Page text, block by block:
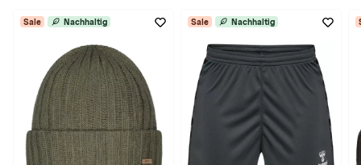
Sale Nachhaltig Sale Nachhaltig